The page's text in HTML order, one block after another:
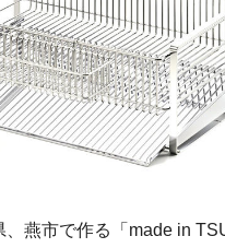
燕市で作る「made in